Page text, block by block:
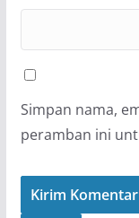
Simpan nama,
peramban ini